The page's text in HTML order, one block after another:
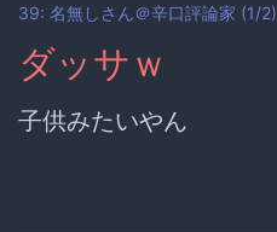
39: 名無しさん＠辛口評論家 (1/2)
ダッサｗ
子供みたいやん